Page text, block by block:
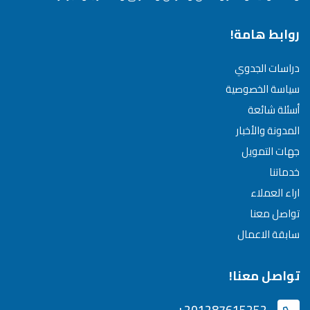
روابط هامة!
دراسات الجدوي
سياسة الخصوصية
أسئلة شائعة
المدونة والأخبار
جهات التمويل
خدماتنا
اراء العملاء
تواصل معنا
سابقة الاعمال
تواصل معنا!